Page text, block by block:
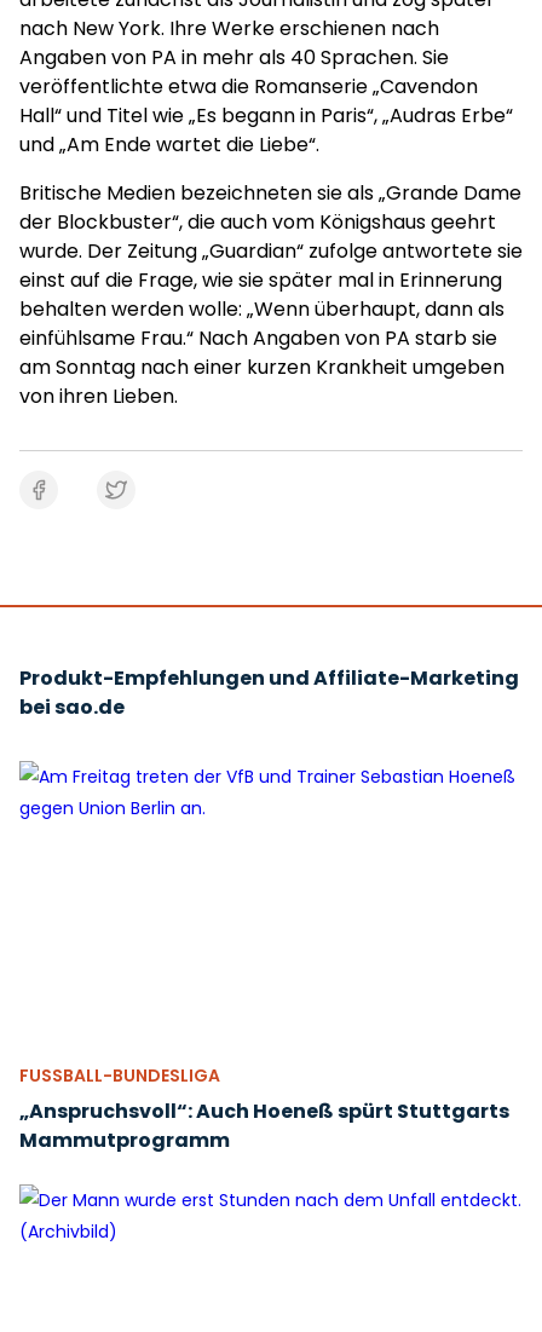
nach New York. Ihre Werke erschienen nach
Angaben von PA in mehr als 40 Sprachen. Sie
veröffentlichte etwa die Romanserie „Cavendon
Hall“ und Titel wie „Es begann in Paris“, „Audras Erbe“
und „Am Ende wartet die Liebe“.
Britische Medien bezeichneten sie als „Grande Dame
der Blockbuster“, die auch vom Königshaus geehrt
wurde. Der Zeitung „Guardian“ zufolge antwortete sie
einst auf die Frage, wie sie später mal in Erinnerung
behalten werden wolle: „Wenn überhaupt, dann als
einfühlsame Frau.“ Nach Angaben von PA starb sie
am Sonntag nach einer kurzen Krankheit umgeben
von ihren Lieben.
Produkt-Empfehlungen und Affiliate-Marketing
bei sao.de
FUSSBALL-BUNDESLIGA
„Anspruchsvoll“: Auch Hoeneß spürt Stuttgarts
Mammutprogramm